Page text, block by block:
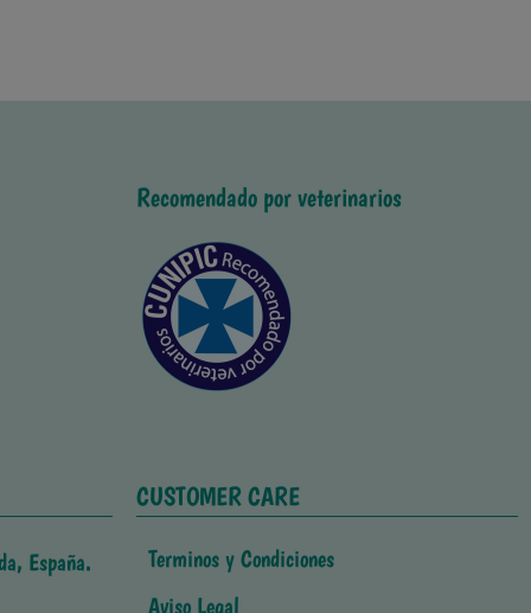
Recomendado por veterinarios
España.
CUSTOMER CARE
Terminos y Condiciones
Aviso Legal